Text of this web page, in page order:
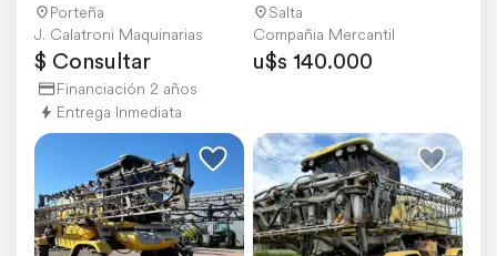
Porteña
J. Calatroni Maquinarias
$ Consultar
Financiación 2 años
Entrega Inmediata
Salta
Compañia Mercantil
u$s 140.000